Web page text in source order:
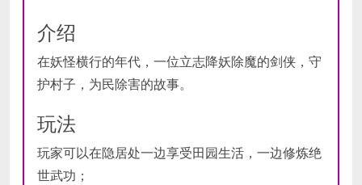
介绍
在妖怪横行的年代，一位立志降妖除魔的剑侠，守
护村子，为民除害的故事。
玩法
玩家可以在隐居处一边享受田园生活，一边修炼绝
世武功；